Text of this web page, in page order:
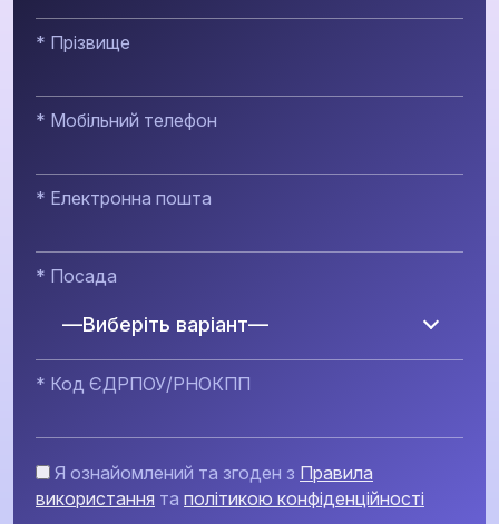
* Прізвище
* Мобільний телефон
* Електронна пошта
* Посада
—Виберіть варіант—
* Код ЄДРПОУ/РНОКПП
Я ознайомлений та згоден з Правила
використання та політикою конфіденційності